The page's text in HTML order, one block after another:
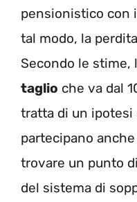
pensionistico con
tal modo, la
Secondo le stime,
taglio che va dal
tratta di un ipotesi
partecipano
trovare un punto
del sistema di